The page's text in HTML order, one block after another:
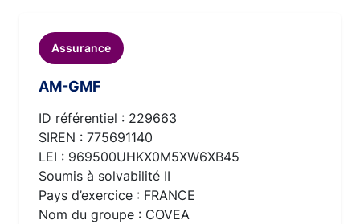
Assurance
AM-GMF
ID référentiel : 229663
SIREN : 775691140
LEI : 969500UHKX0M5XW6XB45
Soumis à solvabilité II
Pays d’exercice : FRANCE
Nom du groupe : COVEA